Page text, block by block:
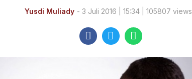
Yusdi Muliady - 3 Juli 2016 | 15:34 | 105807 views